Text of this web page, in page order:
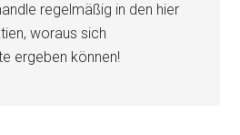
regelmäßig in den hier
woraus sich
ergeben können!